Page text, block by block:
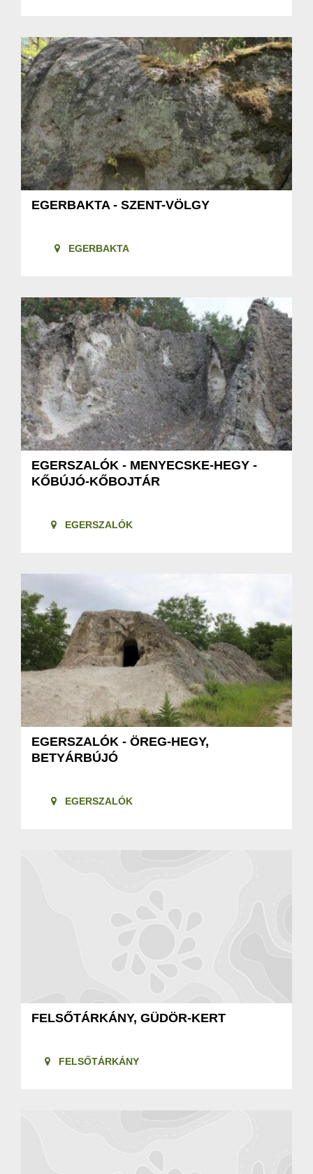
EGERBAKTA - SZENT-VÖLGY
EGERBAKTA
EGERSZALÓK - MENYECSKE-HEGY -
KŐBÚJÓ-KŐBOJTÁR
EGERSZALÓK
EGERSZALÓK - ÖREG-HEGY,
BETYÁRBÚJÓ
EGERSZALÓK
FELSŐTÁRKÁNY, GÜDÖR-KERT
FELSŐTÁRKÁNY